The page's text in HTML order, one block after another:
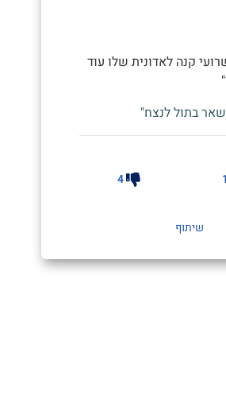
קנה לאדונית שלו עוד
בתול לנצח"
4
שיתוף